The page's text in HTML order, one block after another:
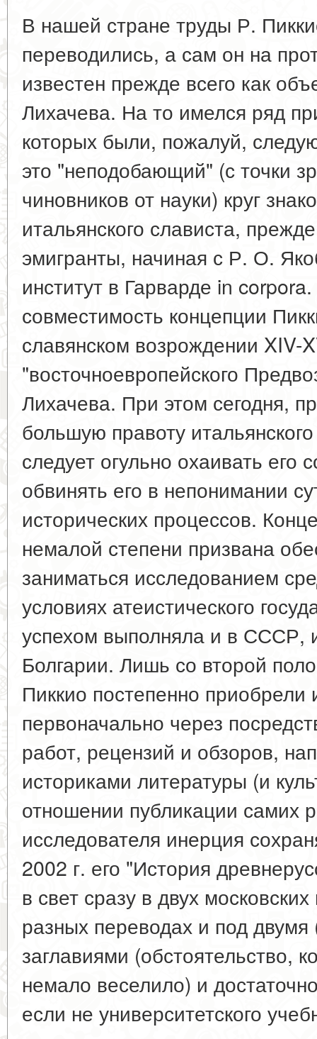
В нашей стране труды Р.
переводились, а сам он на
известен прежде всего как
Лихачева. На то имелся ряд
которых были, пожалуй,
это "неподобающий" (с точки
чиновников от науки) круг
итальянского слависта,
эмигранты, начиная с Р. О.
институт в Гарварде in
совместимость концепции
славянском возрождении XIV-
"восточноевропейского
Лихачева. При этом сегодня,
большую правоту
следует огульно охаивать его
обвинять его в непонимании
исторических процессов.
немалой степени призвана
заниматься исследованием
условиях атеистического
успехом выполняла и в СССР,
Болгарии. Лишь со второй
Пиккио постепенно
первоначально через
работ, рецензий и обзоров,
историками литературы (и
отношении публикации самих
исследователя инерция
2002 г. его "История
в свет сразу в двух
разных переводах и под двумя
заглавиями (обстоятельство,
немало веселило) и
если не университетского